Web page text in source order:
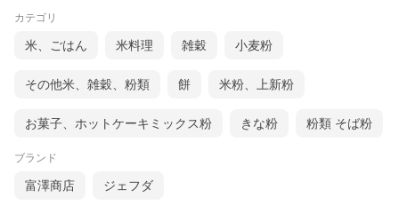
カテゴリ
米、ごはん 米料理 雑穀 小麦粉
その他米、雑穀、粉類 餅 米粉、上新粉
お菓子、ホットケーキミックス粉 きな粉 粉類 そば粉
ブランド
富澤商店 ジェフダ